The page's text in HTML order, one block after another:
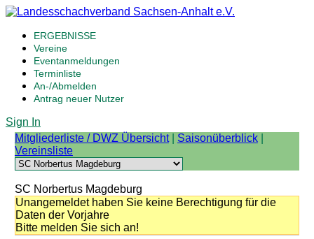
ERGEBNISSE
Vereine
Eventanmeldungen
Terminliste
An-/Abmelden
Antrag neuer Nutzer
Sign In
Mitgliederliste / DWZ Übersicht| Saisonüberblick|
Vereinsliste
SC Norbertus Magdeburg
Unangemeldet haben Sie keine Berechtigung für die
Daten der Vorjahre
Bitte melden Sie sich an!